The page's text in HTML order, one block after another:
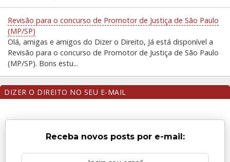
Revisão para o concurso de Promotor de Justiça de São Paulo
(MP/SP)
Olá, amigas e amigos do Dizer o Direito, Já está disponível a
Revisão para o concurso de Promotor de Justiça de São Paulo
(MP/SP). Bons estu...
DIZER O DIREITO NO SEU E-MAIL
Receba novos posts por e-mail: